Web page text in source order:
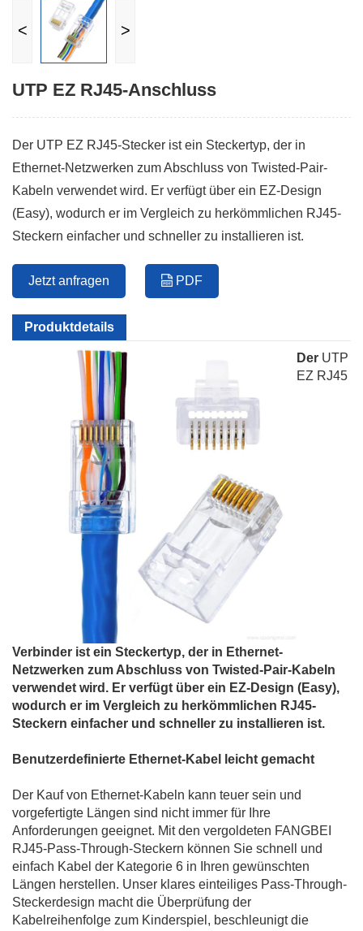
< >
UTP EZ RJ45-Anschluss
Der UTP EZ RJ45-Stecker ist ein Steckertyp, der in
Ethernet-Netzwerken zum Abschluss von Twisted-Pair-
Kabeln verwendet wird. Er verfügt über ein EZ-Design
(Easy), wodurch er im Vergleich zu herkömmlichen RJ45-
Steckern einfacher und schneller zu installieren ist.
Jetzt anfragen PDF
Produktdetails
Der UTP
EZ RJ45
Verbinder ist ein Steckertyp, der in Ethernet-
Netzwerken zum Abschluss von Twisted-Pair-Kabeln
verwendet wird. Er verfügt über ein EZ-Design (Easy),
wodurch er im Vergleich zu herkömmlichen RJ45-
Steckern einfacher und schneller zu installieren ist.
Benutzerdefinierte Ethernet-Kabel leicht gemacht
Der Kauf von Ethernet-Kabeln kann teuer sein und
vorgefertigte Längen sind nicht immer für Ihre
Anforderungen geeignet. Mit den vergoldeten FANGBEI
RJ45-Pass-Through-Steckern können Sie schnell und
einfach Kabel der Kategorie 6 in Ihren gewünschten
Längen herstellen. Unser klares einteiliges Pass-Through-
Steckerdesign macht die Überprüfung der
Kabelreihenfolge zum Kinderspiel, beschleunigt die